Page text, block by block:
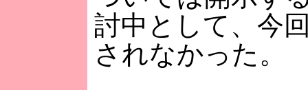
討中として、今
されなかった。